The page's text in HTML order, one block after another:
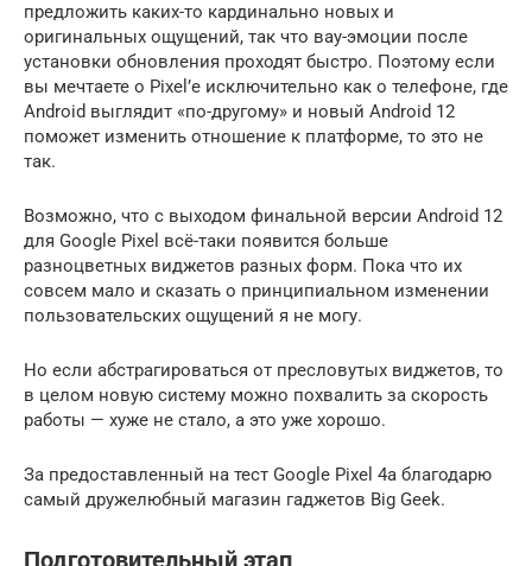
предложить каких-то кардинально новых и
оригинальных ощущений, так что вау-эмоции после
установки обновления проходят быстро. Поэтому если
вы мечтаете о Pixel’е исключительно как о телефоне, где
Android выглядит «по-другому» и новый Android 12
поможет изменить отношение к платформе, то это не
так.
Возможно, что с выходом финальной версии Android 12
для Google Pixel всё-таки появится больше
разноцветных виджетов разных форм. Пока что их
совсем мало и сказать о принципиальном изменении
пользовательских ощущений я не могу.
Но если абстрагироваться от пресловутых виджетов, то
в целом новую систему можно похвалить за скорость
работы — хуже не стало, а это уже хорошо.
За предоставленный на тест Google Pixel 4a благодарю
самый дружелюбный магазин гаджетов Big Geek.
Подготовительный этап